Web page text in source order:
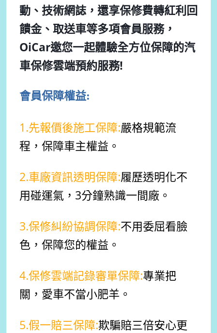
動、技術網誌，還享保修費轉紅利回
饋金、取送車等多項會員服務，
OiCar邀您一起體驗全方位保障的汽
車保修雲端預約服務!
會員保障權益:
1.先報價後施工保障:嚴格規範流
程，保障車主權益。
2.車廠資訊透明保障:履歷透明化不
用碰運氣，3分鐘熟識一間廠。
3.保修糾紛協調保障:不用委屈看臉
色， 保障您的權益。
4.保修雲端記錄審單保障:專業把
關，愛車不當小肥羊。
5.假一賠三保障:欺騙賠三倍安心更